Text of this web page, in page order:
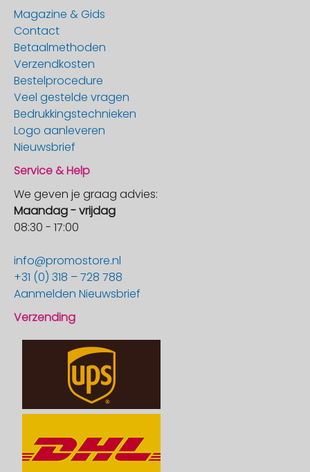
Magazine & Gids
Contact
Betaalmethoden
Verzendkosten
Bestelprocedure
Veel gestelde vragen
Bedrukkingstechnieken
Logo aanleveren
Nieuwsbrief
Service & Help
We geven je graag advies:
Maandag - vrijdag
08:30 - 17:00
info@promostore.nl
+31 (0) 318 – 728 788
Aanmelden Nieuwsbrief
Verzending